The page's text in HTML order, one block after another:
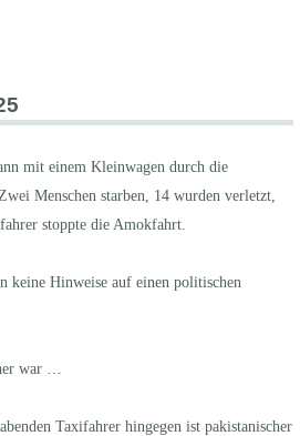
mit einem Kleinwagen durch die
Menschen starben, 14 wurden verletzt,
stoppte die Amokfahrt.
keine Hinweise auf einen politischen
war …
Taxifahrer hingegen ist pakistanischer